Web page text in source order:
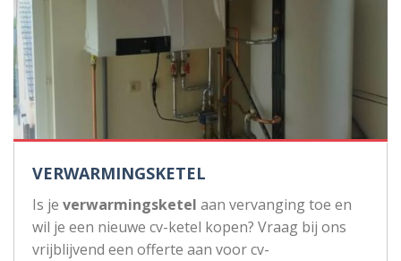
VERWARMINGSKETEL
Is je verwarmingsketel aan vervanging toe en
wil je een nieuwe cv-ketel kopen? Vraag bij ons
vrijblijvend een offerte aan voor cv-